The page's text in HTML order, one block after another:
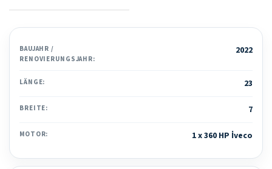
BAUJAHR /
RENOVIERUNGSJAHR:
2022
LÄNGE: 23
BREITE: 7
MOTOR: 1 x 360 HP İveco